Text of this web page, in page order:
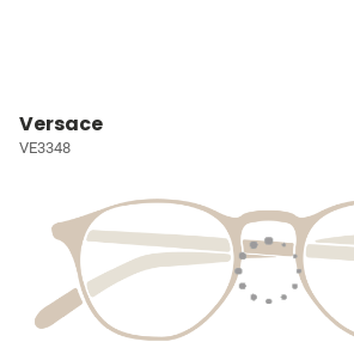
Versace
VE3348